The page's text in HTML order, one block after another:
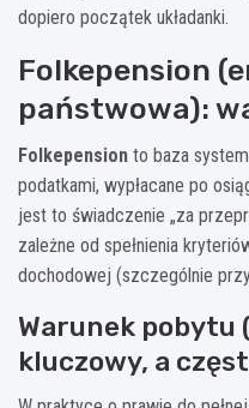
dopiero początek układanki.
Folkepension
państwowa):
Folkepension to baza
podatkami, wypłacane po
jest to świadczenie „za
zależne od spełnienia
dochodowej (szczególnie
Warunek pobytu
kluczowy, a